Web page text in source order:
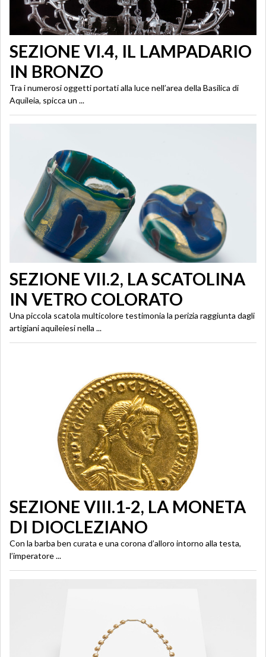
SEZIONE VI.4, IL LAMPADARIO
IN BRONZO
Tra i numerosi oggetti portati alla luce nell’area della Basilica di
Aquileia, spicca un ...
SEZIONE VII.2, LA SCATOLINA
IN VETRO COLORATO
Una piccola scatola multicolore testimonia la perizia raggiunta dagli
artigiani aquileiesi nella ...
SEZIONE VIII.1-2, LA MONETA
DI DIOCLEZIANO
Con la barba ben curata e una corona d’alloro intorno alla testa,
l’imperatore ...